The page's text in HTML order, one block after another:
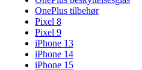
OnePlus tilbehør
Pixel 8
Pixel 9
iPhone 13
iPhone 14
iPhone 15